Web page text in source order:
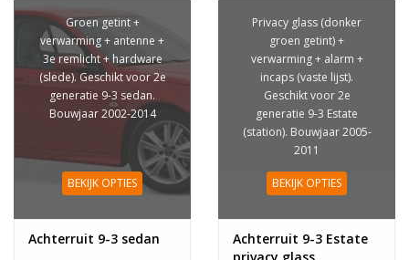
Groen getint +
verwarming + antenne +
3e remlicht + hardware
(slede). Geschikt voor 2e
generatie 9-3 sedan.
Bouwjaar 2002-2014
BEKIJK OPTIES
Achterruit 9-3 sedan
Privacy glass (donker
groen getint) +
verwarming + alarm +
incaps (vaste lijst).
Geschikt voor 2e
generatie 9-3 Estate
(station). Bouwjaar 2005-
2011
BEKIJK OPTIES
Achterruit 9-3 Estate